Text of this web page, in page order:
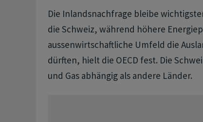
Die Inlandsnachfrage bleibe
die Schweiz, während höhere
aussenwirtschaftliche Umfeld die
dürften, hielt die OECD fest. Die
und Gas abhängig als andere Länder.